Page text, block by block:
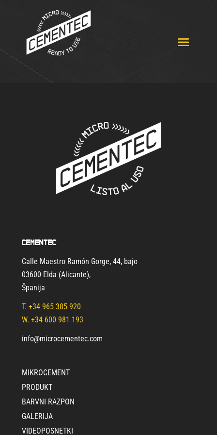
Cementec
Calle Maestro Ramón Gorge, 44, bajo
03600 Elda (Alicante),
Španija
T. +34 965 385 920
W. +34 600 981 193
info@microcementec.com
MIKROCEMENT
PRODUKT
BARVNI RAZPON
GALERIJA
VIDEOPOSNETKI